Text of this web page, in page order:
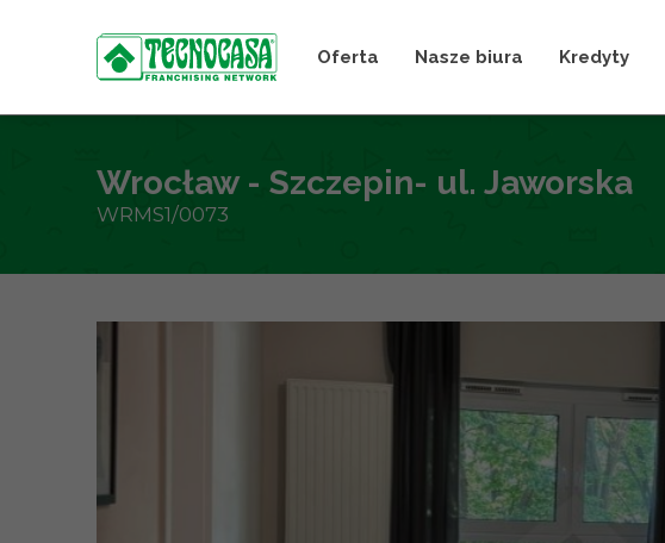
Oferta Nasze biura Kredyty
Wrocław - Szczepin- ul. Jaworska
WRMS1/0073